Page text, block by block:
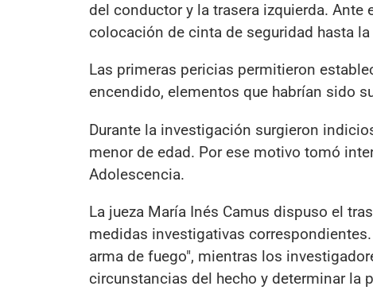
del conductor y la trasera izquierda.
colocación de cinta de seguridad hasta
Las primeras pericias permitieron
encendido, elementos que habrían sido
Durante la investigación surgieron
menor de edad. Por ese motivo tomó
Adolescencia.
La jueza María Inés Camus dispuso el
medidas investigativas
arma de fuego", mientras los
circunstancias del hecho y determinar la